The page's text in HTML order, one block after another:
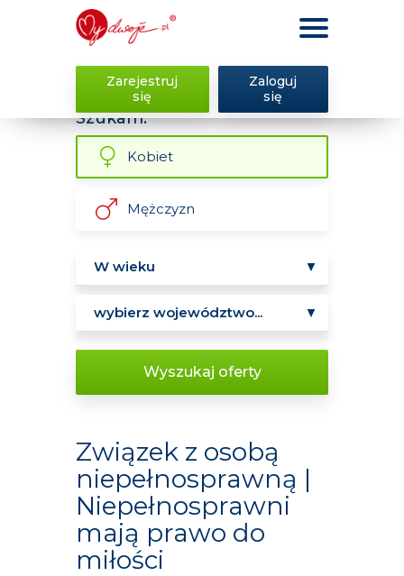
Zarejestruj
się
Zaloguj
się
Szukam:
Kobiet
Mężczyzn
Wyszukaj oferty
Związek z osobą
niepełnosprawną |
Niepełnosprawni
mają prawo do
miłości